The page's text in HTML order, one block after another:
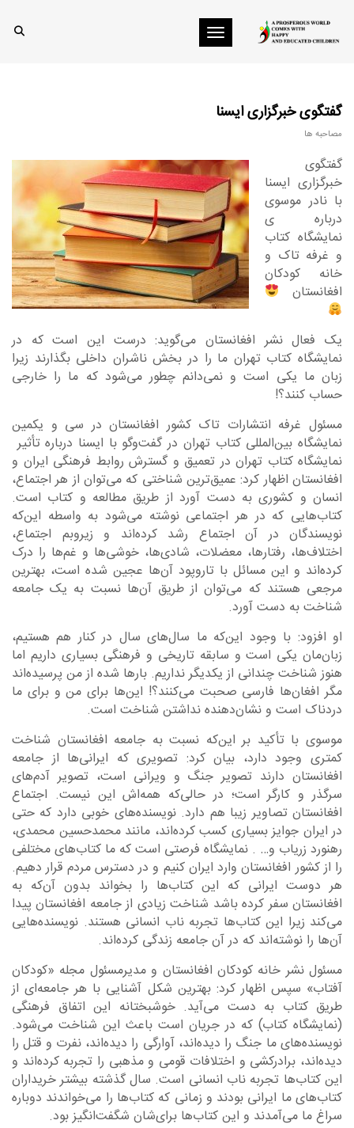
Toggle navigation
گفتگوی خبرگزاری ایسنا
مصاحبه ها
گفتگوی
خبرگزاری ایسنا
با نادر موسوی
درباره ی
نمایشگاه کتاب
و غرفه تاک و
خانه کودکان
افغانستان
یک فعال نشر افغانستان می‌گوید: درست این است که در
نمایشگاه کتاب تهران ما را در بخش ناشران داخلی بگذارند زیرا
زبان ما یکی است و نمی‌دانم چطور می‌شود که ما را خارجی
حساب کنند؟!
مسئول غرفه انتشارات تاک کشور افغانستان در سی و یکمین
نمایشگاه بین‌المللی کتاب تهران در گفت‌وگو با ایسنا درباره تأثیر
نمایشگاه کتاب تهران در تعمیق و گسترش روابط فرهنگی ایران و
افغانستان اظهار کرد: عمیق‌ترین شناختی که می‌توان از هر اجتماع،
انسان و کشوری به دست آورد از طریق مطالعه و کتاب است.
کتاب‌هایی که در هر اجتماعی نوشته می‌شود به واسطه این‌که
نویسندگان در آن اجتماع رشد کرده‌اند و زیروبم اجتماع،
اختلاف‌ها، رفتارها، معضلات، شادی‌ها، خوشی‌ها و غم‌ها را درک
کرده‌اند و این مسائل با تاروپود آن‌ها عجین شده است، بهترین
مرجعی هستند که می‌توان از طریق آن‌ها نسبت به یک جامعه
شناخت به دست آورد.
او افزود: با وجود این‌که ما سال‌های سال در کنار هم هستیم،
زبان‌مان یکی است و سابقه تاریخی و فرهنگی بسیاری داریم اما
هنوز شناخت چندانی از یکدیگر نداریم. بارها شده از من پرسیده‌اند
مگر افغان‌ها فارسی صحبت می‌کنند؟! این‌ها برای من و برای ما
دردناک است و نشان‌دهنده نداشتن شناخت است.
موسوی با تأکید بر این‌که نسبت به جامعه افغانستان شناخت
کمتری وجود دارد، بیان کرد: تصویری که ایرانی‌ها از جامعه
افغانستان دارند تصویر جنگ و ویرانی است، تصویر آدم‌های
سرگذر و کارگر است؛ در حالی‌که همه‌اش این نیست. اجتماع
افغانستان تصاویر زیبا هم دارد. نویسنده‌های خوبی دارد که حتی
در ایران جوایز بسیاری کسب کرده‌اند، مانند محمدحسین محمدی،
رهنورد زریاب و… . نمایشگاه فرصتی است که ما کتاب‌های مختلفی
را از کشور افغانستان وارد ایران کنیم و در دسترس مردم قرار دهیم.
هر دوست ایرانی که این کتاب‌ها را بخواند بدون آن‌که به
افغانستان سفر کرده باشد شناخت زیادی از جامعه افغانستان پیدا
می‌کند زیرا این کتاب‌ها تجربه ناب انسانی هستند. نویسنده‌هایی
آن‌ها را نوشته‌اند که در آن جامعه زندگی کرده‌اند.
مسئول نشر خانه کودکان افغانستان و مدیرمسئول مجله «کودکان
آفتاب» سپس اظهار کرد: بهترین شکل آشنایی با هر جامعه‌ای از
طریق کتاب به دست می‌آید. خوشبختانه این اتفاق فرهنگی
(نمایشگاه کتاب) که در جریان است باعث این شناخت می‌شود.
نویسنده‌های ما جنگ را دیده‌اند، آوارگی را دیده‌اند، نفرت و قتل را
دیده‌اند، برادرکشی و اختلافات قومی و مذهبی را تجربه کرده‌اند و
این کتاب‌ها تجربه ناب انسانی است. سال گذشته بیشتر خریداران
کتاب‌های ما ایرانی بودند و زمانی که کتاب‌ها را می‌خواندند دوباره
سراغ ما می‌آمدند و این کتاب‌ها برای‌شان شگفت‌انگیز بود.